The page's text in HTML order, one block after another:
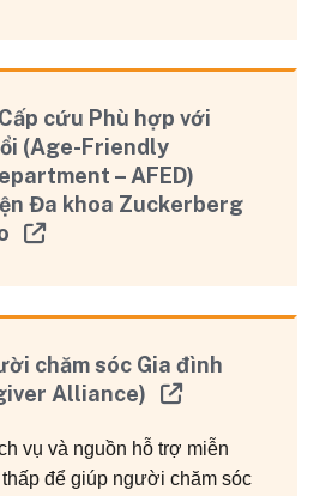
cứu Phù hợp với
(Age-Friendly
– AFED)
Đa khoa Zuckerberg
chăm sóc Gia đình
Alliance)
vụ và nguồn hỗ trợ miễn
để giúp người chăm sóc